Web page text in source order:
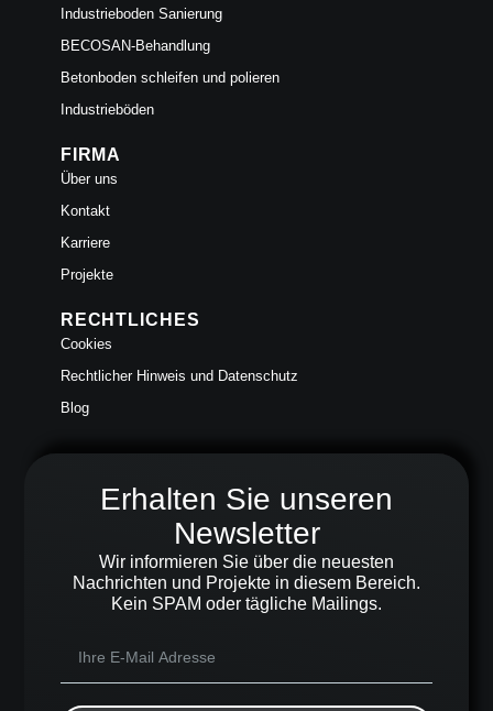
Industrieboden Sanierung
BECOSAN-Behandlung
Betonboden schleifen und polieren
Industrieböden
FIRMA
Über uns
Kontakt
Karriere
Projekte
RECHTLICHES
Cookies
Rechtlicher Hinweis und Datenschutz
Blog
Erhalten Sie unseren
Newsletter
Wir informieren Sie über die neuesten
Nachrichten und Projekte in diesem Bereich.
Kein SPAM oder tägliche Mailings.